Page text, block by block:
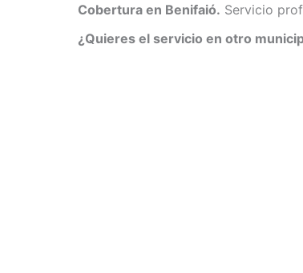
Cobertura en Benifaió. Servicio
¿Quieres el servicio en otro